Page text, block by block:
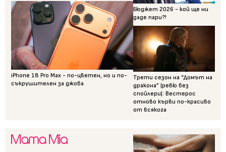
iPhone 18 Pro Max - по-цветен, но и по-
съкрушителен за джоба
Бюджет 2026 - кой ще ни
даде пари?!
Трети сезон на “Домът на
дракона” (ревю без
спойлери): Вестерос
отново кърви по-красиво
от всякога